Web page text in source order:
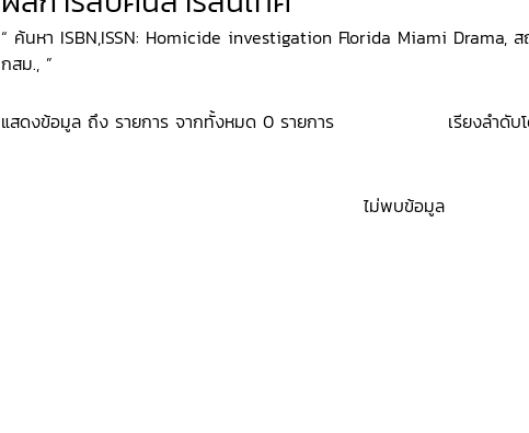
“ ค้นหา ISBN,ISSN: Homicide investigation Florida Miami Drama,
กสม., ”
แสดงข้อมูล ถึง รายการ จากทั้งหมด 0 รายการ เรียงลำดับ
ไม่พบข้อมูล